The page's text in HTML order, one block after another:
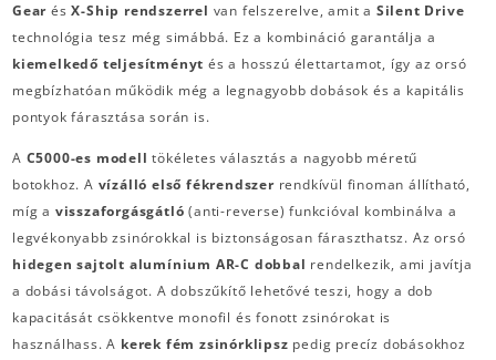
Gear ésX-Ship rendszerrel van felszerelve, amit a Silent Drive
technológia tesz még simábbá. Ez a kombináció garantálja a
kiemelkedő teljesítményt és a hosszú élettartamot, így az orsó
megbízhatóan működik még a legnagyobb dobások és a kapitális
pontyok fárasztása során is.
A C5000-es modell tökéletes választás a nagyobb méretű
botokhoz. A vízálló első fékrendszerrendkívül finoman állítható,
míg a visszaforgásgátló (anti-reverse) funkcióval kombinálva a
legvékonyabb zsinórokkal is biztonságosan fáraszthatsz. Az orsó
hidegen sajtolt alumínium AR-C dobbal rendelkezik, ami javítja
a dobási távolságot. A dobszűkítő lehetővé teszi, hogy a dob
kapacitását csökkentve monofil és fonott zsinórokat is
használhass. A kerek fém zsinórklipsz pedig precíz dobásokhoz